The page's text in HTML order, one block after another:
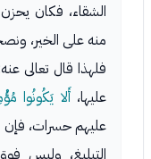
الشقاء، فكان
منه على الخير،
فلهذا قال تعالى
عليها،أَلا يَكُونُوا
عليهم حسرات، فإن
التبليغ، وليس